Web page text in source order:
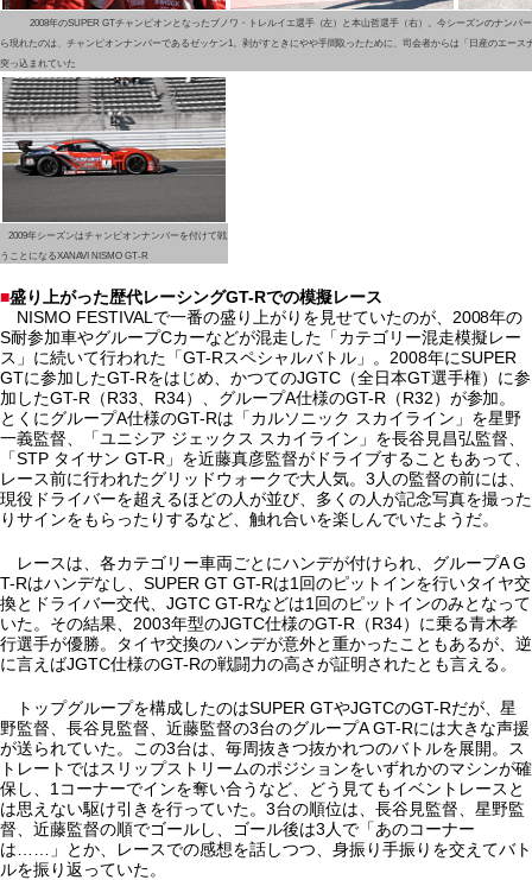
2008年のSUPER GTチャンピオンとなったブノワ・トレルイエ選手（左）と本山哲選手（右）。今シーズンのナンバ
ら現れたのは、チャンピオンナンバーであるゼッケン1。剥がすときにやや手間取ったために、司会者からは「日産のエース
突っ込まれていた
2009年シーズンはチャンピオンナンバーを付けて戦
うことになるXANAVI NISMO GT-R
■盛り上がった歴代レーシングGT-Rでの模擬レース
NISMO FESTIVALで一番の盛り上がりを見せていたのが、2008年の
S耐参加車やグループCカーなどが混走した「カテゴリー混走模擬レー
ス」に続いて行われた「GT-Rスペシャルバトル」。2008年にSUPER
GTに参加したGT-Rをはじめ、かつてのJGTC（全日本GT選手権）に参
加したGT-R（R33、R34）、グループA仕様のGT-R（R32）が参加。
とくにグループA仕様のGT-Rは「カルソニック スカイライン」を星野
一義監督、「ユニシア ジェックス スカイライン」を長谷見昌弘監督、
「STP タイサン GT-R」を近藤真彦監督がドライブすることもあって、
レース前に行われたグリッドウォークで大人気。3人の監督の前には、
現役ドライバーを超えるほどの人が並び、多くの人が記念写真を撮った
りサインをもらったりするなど、触れ合いを楽しんでいたようだ。
レースは、各カテゴリー車両ごとにハンデが付けられ、グループA G
T-Rはハンデなし、SUPER GT GT-Rは1回のピットインを行いタイヤ交
換とドライバー交代、JGTC GT-Rなどは1回のピットインのみとなって
いた。その結果、2003年型のJGTC仕様のGT-R（R34）に乗る青木孝
行選手が優勝。タイヤ交換のハンデが意外と重かったこともあるが、逆
に言えばJGTC仕様のGT-Rの戦闘力の高さが証明されたとも言える。
トップグループを構成したのはSUPER GTやJGTCのGT-Rだが、星
野監督、長谷見監督、近藤監督の3台のグループA GT-Rには大きな声援
が送られていた。この3台は、毎周抜きつ抜かれつのバトルを展開。ス
トレートではスリップストリームのポジションをいずれかのマシンが確
保し、1コーナーでインを奪い合うなど、どう見てもイベントレースと
は思えない駆け引きを行っていた。3台の順位は、長谷見監督、星野監
督、近藤監督の順でゴールし、ゴール後は3人で「あのコーナー
は……」とか、レースでの感想を話しつつ、身振り手振りを交えてバト
ルを振り返っていた。